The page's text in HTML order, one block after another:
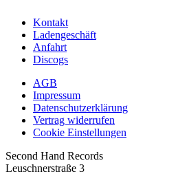
Kontakt
Ladengeschäft
Anfahrt
Discogs
AGB
Impressum
Datenschutzerklärung
Vertrag widerrufen
Cookie Einstellungen
Second Hand Records
Leuschnerstraße 3